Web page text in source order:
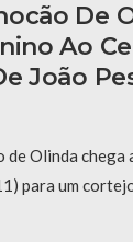
De
Ao
João
Olinda chega
para um